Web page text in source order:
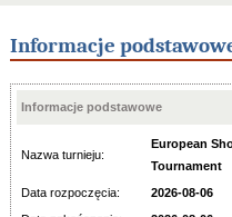
Informacje
Informacje podstawowe
Nazwa turnieju:
European
Tournament
Data rozpoczęcia:
2026-08-06